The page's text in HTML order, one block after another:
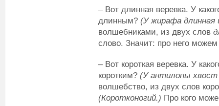
– Вот длинная веревка. У
длинным? (У жирафа длинная
волшебниками, из двух слов
слово. Значит: про него
– Вот короткая веревка. У
коротким? (У антилопы хвост
волшебство, из двух слов
(Коротконогий.) Про кого